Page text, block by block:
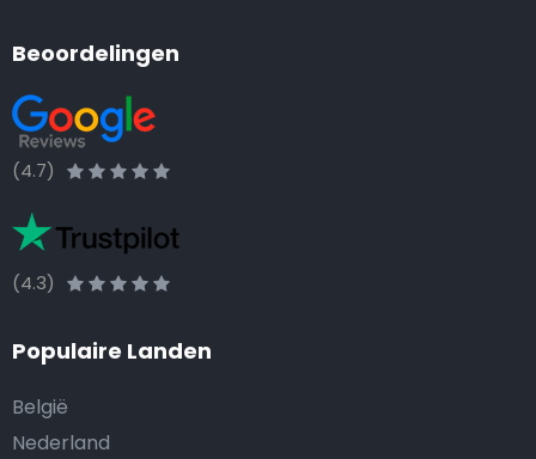
Beoordelingen
(4.7)
(4.3)
Populaire Landen
België
Nederland